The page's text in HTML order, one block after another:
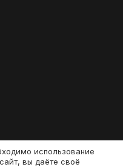
использование
вы даёте своё